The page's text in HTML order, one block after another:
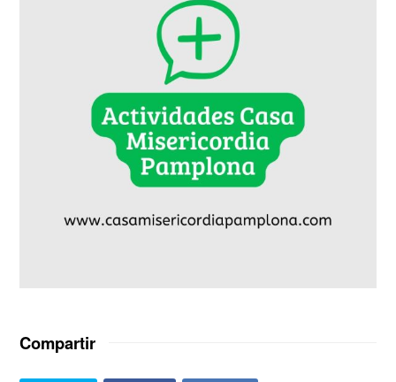
Compartir